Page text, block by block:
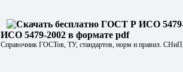
ИСО 5479-2002 в формате pdf
Справочник ГОСТов, ТУ, стандартов, норм и правил.